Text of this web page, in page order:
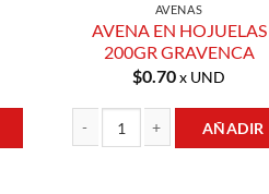
AVENAS
AVENA EN HOJUELAS
200GR GRAVENCA
$0.70x UND
AÑADIR